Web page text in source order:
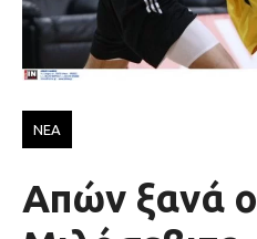
ΝΕΑ
Απών ξανά ο